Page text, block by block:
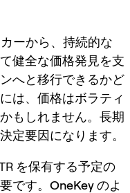
ーから、持続的な
健全な価格発見を支
へと移行できるかど
は、価格はボラティ
もしれません。長期
定要因になります。
を保有する予定の
です。 OneKeyのよ